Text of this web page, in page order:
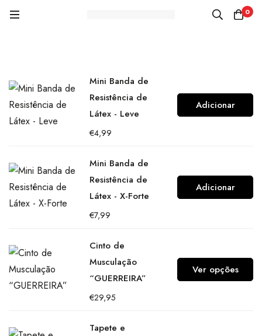
0
Mini Banda de
Resistência de
Látex - Leve
€4,99
Adicionar
Mini Banda de
Resistência de
Látex - X-Forte
€7,99
Adicionar
Cinto de
Musculação
“GUERREIRA”
€29,95
Ver opções
Tapete e